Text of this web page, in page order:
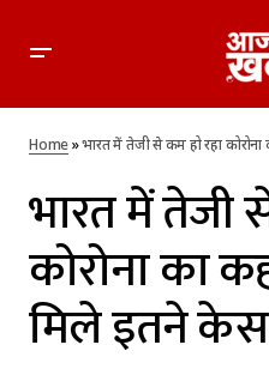
भारत में तेजी से कम हो रहा
Home»भारत में तेजी से कम हो रहा
भारत में तेजी
कोरोना का
मिले इतने केस